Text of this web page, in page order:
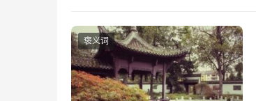
褒义词